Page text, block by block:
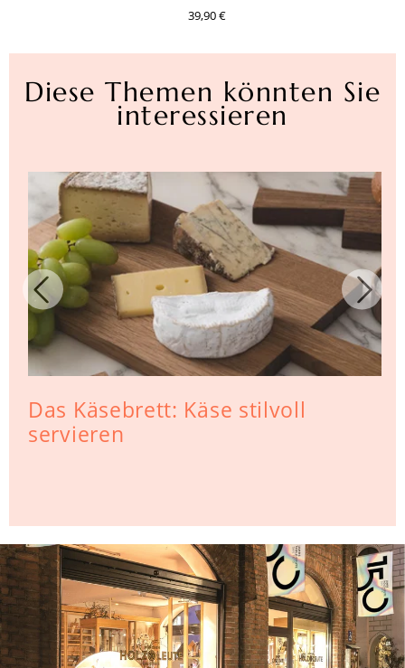
39,90 €
Diese Themen könnten Sie
interessieren
Das Käsebrett: Käse stilvoll
servieren